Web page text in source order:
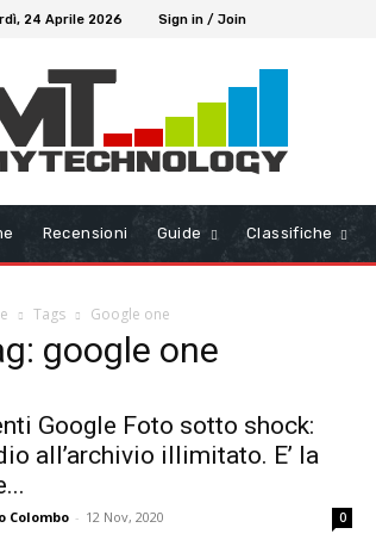
24 Aprile 2026 Sign in / Join
Recensioni Guide Classifiche
Tags Google one
google one
Google Foto sotto shock:
all’archivio illimitato. E’ la
Colombo - 12 Nov, 2020 0